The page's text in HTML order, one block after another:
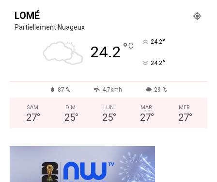
LOMÉ
Partiellement Nuageux
24.2 °C 24.2°
24.2°
87 % 4.7kmh 29 %
SAM
27°
DIM
25°
LUN
25°
MAR
27°
MER
27°